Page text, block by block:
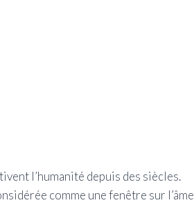
l’humanité depuis des siècles.
comme une fenêtre sur l’âme